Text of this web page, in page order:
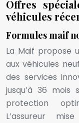
Offres
véhicules
Formules maif
La Maif propose
aux véhicules
des services
jusqu’à 36
protection
L’assureur